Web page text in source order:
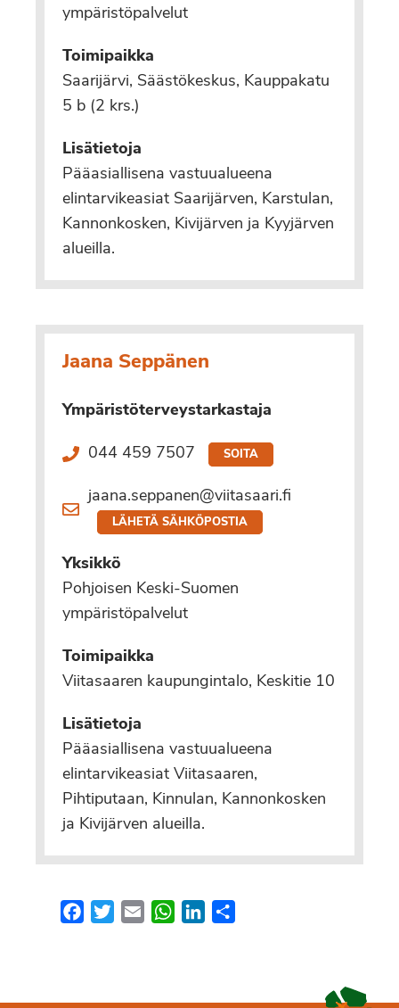
ympäristöpalvelut
Toimipaikka
Saarijärvi, Säästökeskus, Kauppakatu
5 b (2 krs.)
Lisätietoja
Pääasiallisena vastuualueena
elintarvikeasiat Saarijärven, Karstulan,
Kannonkosken, Kivijärven ja Kyyjärven
alueilla.
Jaana Seppänen
Ympäristöterveystarkastaja
044 459 7507 SOITA
jaana.seppanen@viitasaari.fi
LÄHETÄ SÄHKÖPOSTIA
Yksikkö
Pohjoisen Keski-Suomen
ympäristöpalvelut
Toimipaikka
Viitasaaren kaupungintalo, Keskitie 10
Lisätietoja
Pääasiallisena vastuualueena
elintarvikeasiat Viitasaaren,
Pihtiputaan, Kinnulan, Kannonkosken
ja Kivijärven alueilla.
FacebookTwitterEmail WhatsApp
LinkedIn